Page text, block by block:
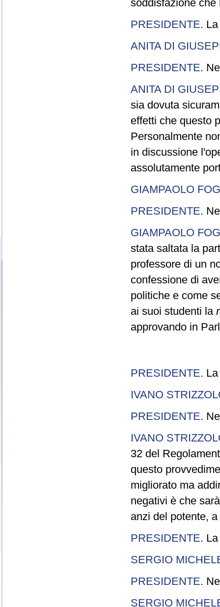
soddisfazione che
PRESIDENTE.
ANITA DI
PRESIDENTE.
ANITA DI
sia dovuta
effetti che questo
Personalmente
in discussione
assolutamente
GIAMPAOLO
PRESIDENTE.
GIAMPAOLO
stata saltata la
professore di un
confessione di
politiche e come
ai suoi studenti la
approvando in
PRESIDENTE.
IVANO
PRESIDENTE.
IVANO
32 del
questo
migliorato ma
negativi è che
anzi del potente,
PRESIDENTE.
SERGIO
PRESIDENTE.
SERGIO